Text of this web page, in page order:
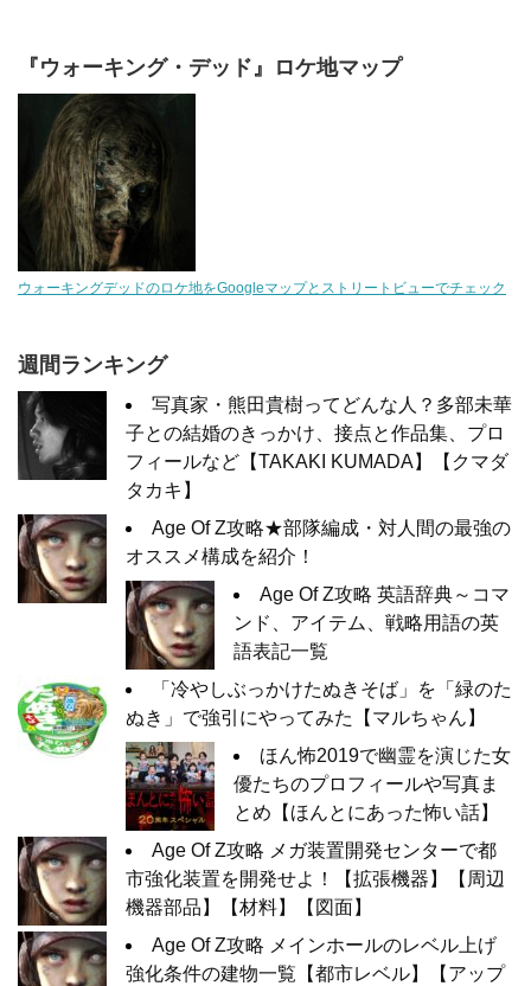
『ウォーキング・デッド』ロケ地マップ
ウォーキングデッドのロケ地をGoogleマップとストリートビューでチェック
週間ランキング
写真家・熊田貴樹ってどんな人？多部未華
子との結婚のきっかけ、接点と作品集、プロ
フィールなど【TAKAKI KUMADA】【クマダ
タカキ】
Age Of Z攻略★部隊編成・対人間の最強の
オススメ構成を紹介！
Age Of Z攻略 英語辞典～コマ
ンド、アイテム、戦略用語の英
語表記一覧
「冷やしぶっかけたぬきそば」を「緑のた
ぬき」で強引にやってみた【マルちゃん】
ほん怖2019で幽霊を演じた女
優たちのプロフィールや写真ま
とめ【ほんとにあった怖い話】
Age Of Z攻略 メガ装置開発センターで都
市強化装置を開発せよ！【拡張機器】【周辺
機器部品】【材料】【図面】
Age Of Z攻略 メインホールのレベル上げ
強化条件の建物一覧【都市レベル】【アップ